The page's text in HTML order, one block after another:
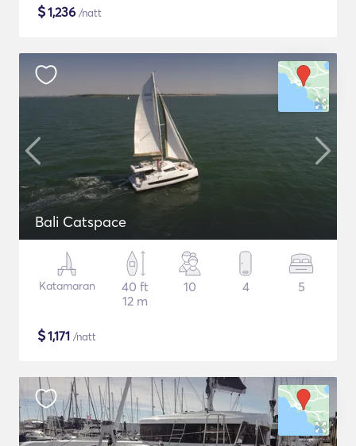
$1,236 /natt
Bali Catspace
Katamaran
40 ft
12 m
10 4 5
$1,171 /natt